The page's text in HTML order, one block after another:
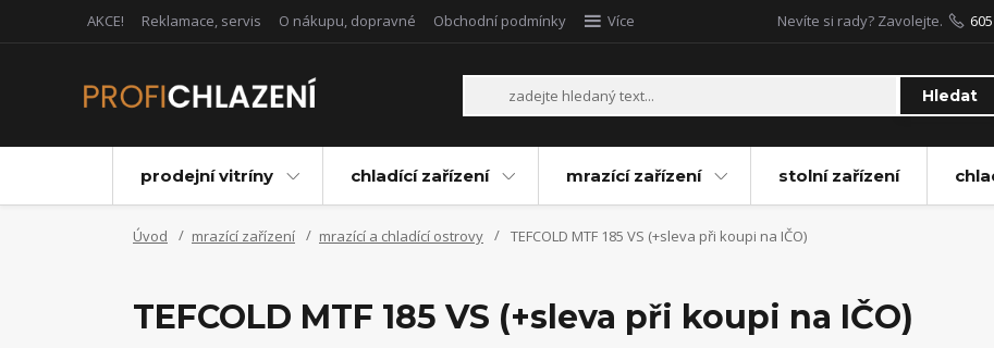
AKCE! Reklamace, servis O nákupu, dopravné Obchodní podmínky Více
Hledat
Nevíte si rady? Zavolejte.
prodejní vitríny chladící zařízení mrazící zařízení stolní zařízení
Úvod mrazící zařízení mrazící a chladící ostrovy TEFCOLD MTF 185 VS (+sleva při koupi na IČO)
TEFCOLD MTF 185 VS (+sleva při koupi na IČO)